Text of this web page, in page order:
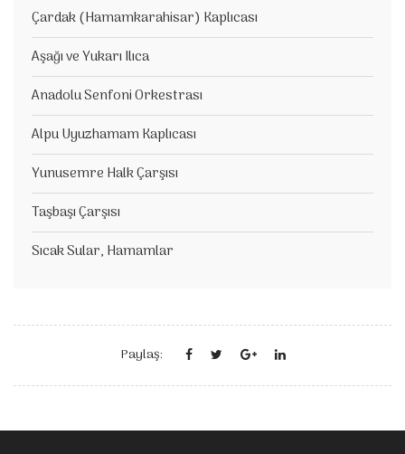
Çardak (Hamamkarahisar) Kaplıcası
Aşağı ve Yukarı Ilıca
Anadolu Senfoni Orkestrası
Alpu Uyuzhamam Kaplıcası
Yunusemre Halk Çarşısı
Taşbaşı Çarşısı
Sıcak Sular, Hamamlar
Paylaş: